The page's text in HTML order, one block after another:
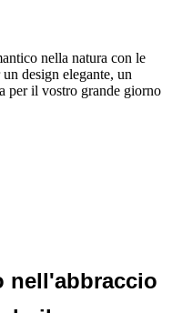
nella natura con le
design elegante, un
per il vostro grande giorno
nell'abbraccio